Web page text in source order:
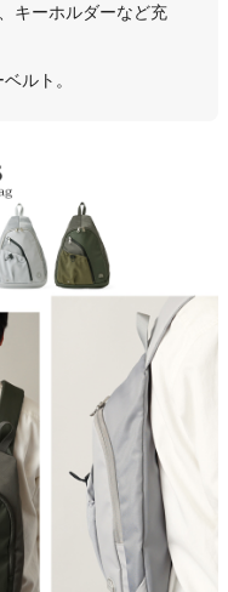
キーホルダーなど充
ルト。